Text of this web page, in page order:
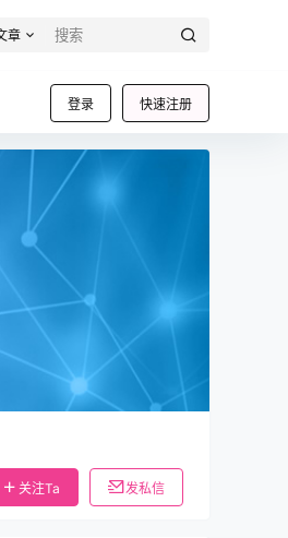
章
登录 快速注册
关注Ta 发私信